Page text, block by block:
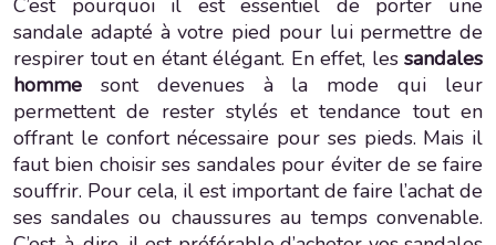
C’est pourquoi il est essentiel de porter une
sandale adapté à votre pied pour lui permettre de
respirer tout en étant élégant. En effet, les sandales
homme sont devenues à la mode qui leur
permettent de rester stylés et tendance tout en
offrant le confort nécessaire pour ses pieds. Mais il
faut bien choisir ses sandales pour éviter de se faire
souffrir. Pour cela, il est important de faire l’achat de
ses sandales ou chaussures au temps convenable.